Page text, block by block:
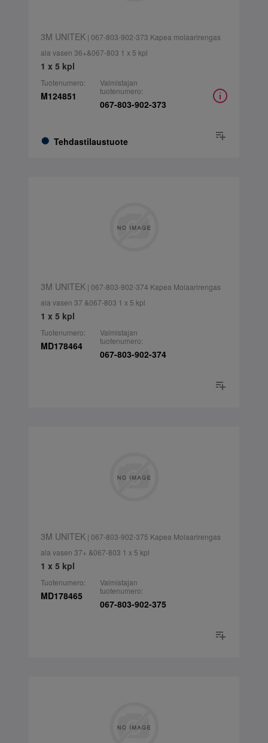
3M UNITEK| 067-803-902-373 Kapea molaarirengas
ala vasen 36+&067-803 1 x 5 kpl
1 x 5 kpl
Tuotenumero:
M124851
Tehdastilaustuote
Valmistajan
tuotenumero:
067-803-902-373
3M UNITEK| 067-803-902-374 Kapea Molaarirengas
ala vasen 37 &067-803 1 x 5 kpl
1 x 5 kpl
Tuotenumero:
MD178464
Valmistajan
tuotenumero:
067-803-902-374
3M UNITEK| 067-803-902-375 Kapea Molaarirengas
ala vasen 37+ &067-803 1 x 5 kpl
1 x 5 kpl
Tuotenumero:
MD178465
Valmistajan
tuotenumero:
067-803-902-375